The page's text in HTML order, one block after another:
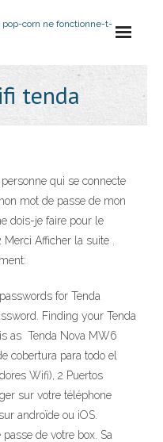
corn ne fonctionne-t-
tenda
qui se connecte
mot de passe de mon
dois-je faire pour le
Afficher la suite .
for Tenda
Finding your Tenda
as Tenda Nova MW6
cobertura para todo el
Wifi), 2 Puertos
sur votre téléphone
androïde ou iOS.
de votre box. Sa